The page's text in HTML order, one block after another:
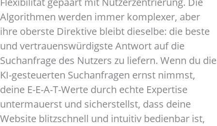
Algorithmen werden immer komplexer, aber
ihre oberste Direktive bleibt dieselbe: die beste
und vertrauenswürdigste Antwort auf die
Suchanfrage des Nutzers zu liefern. Wenn du die
KI-gesteuerten Suchanfragen ernst nimmst,
deine E-E-A-T-Werte durch echte Expertise
untermauerst und sicherstellst, dass deine
Website blitzschnell und intuitiv bedienbar ist,